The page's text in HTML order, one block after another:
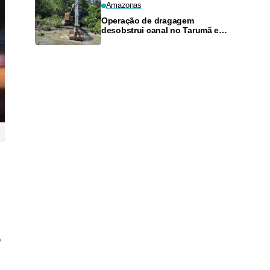
Amazonas
Operação de dragagem
desobstrui canal no Tarumã e